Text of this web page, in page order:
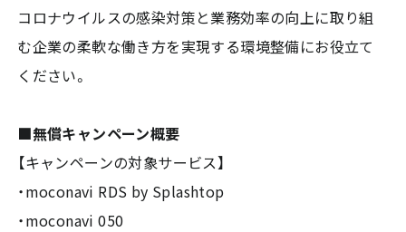
コロナウイルスの感染対策と業務効率の向上に取り組
む企業の柔軟な働き方を実現する環境整備にお役立て
ください。
■無償キャンペーン概要
【キャンペーンの対象サービス】
・moconavi RDS by Splashtop
・moconavi 050